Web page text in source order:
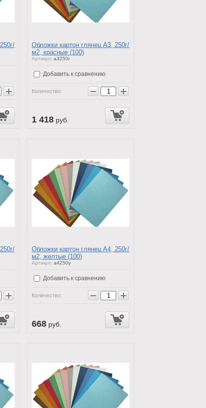
+
Обложки картон глянец А3, 250г/
м2, красные (100)
Артикул: a3250r
Добавить к сравнению
Количество: − +
1 418 руб.
+
Обложки картон глянец А4, 250г/
м2, желтые (100)
Артикул: a4250y
Добавить к сравнению
Количество: − +
668 руб.